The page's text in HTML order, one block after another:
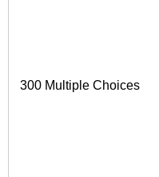
300 Multiple Choices